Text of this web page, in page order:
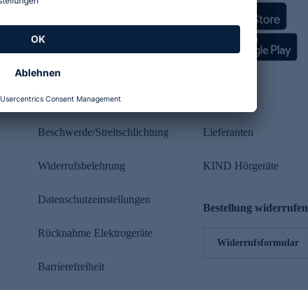
Rechtliches
Beschwerde/Streitschlichtung
Widerrufsbelehrung
Datenschutzeinstellungen
Rücknahme Elektrogeräte
Barrierefreiheit
Lieferanten
KIND Hörgeräte
Bestellung widerrufen
Widerrufsformular